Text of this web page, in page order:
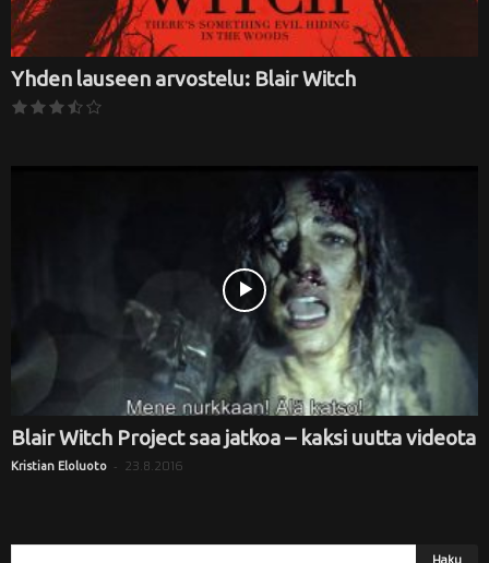
Yhden lauseen arvostelu: Blair Witch
Blair Witch Project saa jatkoa – kaksi uutta videota
Kristian Eloluoto - 23.8.2016